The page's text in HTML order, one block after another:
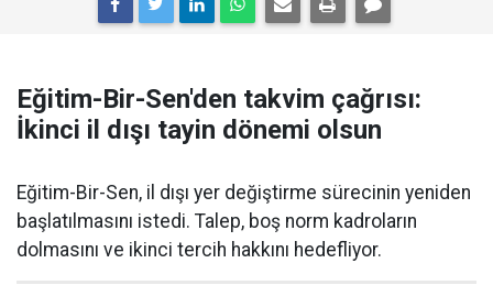
Eğitim-Bir-Sen'den takvim çağrısı:
İkinci il dışı tayin dönemi olsun
Eğitim-Bir-Sen, il dışı yer değiştirme sürecinin yeniden
başlatılmasını istedi. Talep, boş norm kadroların
dolmasını ve ikinci tercih hakkını hedefliyor.